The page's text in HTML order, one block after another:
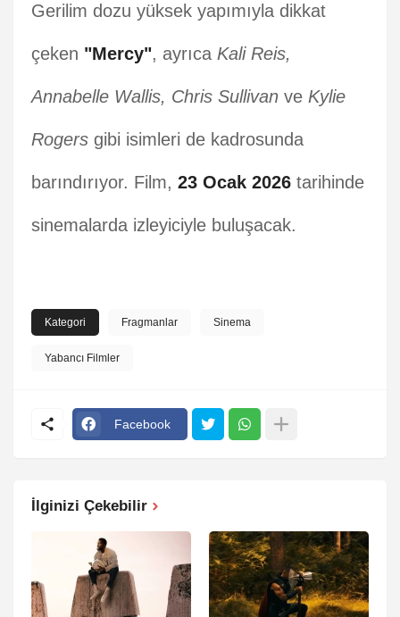
Gerilim dozu yüksek yapımıyla dikkat
çeken "Mercy", ayrıca Kali Reis,
Annabelle Wallis, Chris Sullivan ve Kylie
Rogers gibi isimleri de kadrosunda
barındırıyor. Film, 23 Ocak 2026 tarihinde
sinemalarda izleyiciyle buluşacak.
Kategori Fragmanlar Sinema
Yabancı Filmler
Facebook
İlginizi Çekebilir